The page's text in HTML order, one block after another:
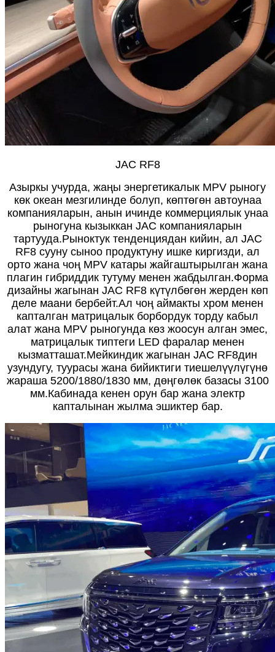
JAC RF8
Азыркы учурда, жаңы энергетикалык MPV рыногу
көк океан мезгилинде болуп, көптөгөн автоунаа
компанияларын, анын ичинде коммерциялык унаа
рыногуна кызыккан JAC компанияларын
тартууда.Рыноктук тенденциядан кийин, ал JAC
RF8 сууну сыноо продуктуну ишке киргизди, ал
орто жана чоң MPV катары жайгаштырылган жана
плагин гибриддик тутуму менен жабдылган.Форма
дизайны жагынан JAC RF8 күтүлбөгөн жерден көп
деле маани бербейт.Ал чоң аймакты хром менен
капталган матрицалык борбордук торду кабыл
алат жана MPV рыногунда көз жоосун алган эмес,
матрицалык типтеги LED фаралар менен
кызматташат.Мейкиндик жагынан JAC RF8дин
узундугу, туурасы жана бийиктиги тиешелүүлүгүнө
жараша 5200/1880/1830 мм, дөңгөлөк базасы 3100
мм.Кабинада кенен орун бар жана электр
капталынан жылма эшиктер бар.